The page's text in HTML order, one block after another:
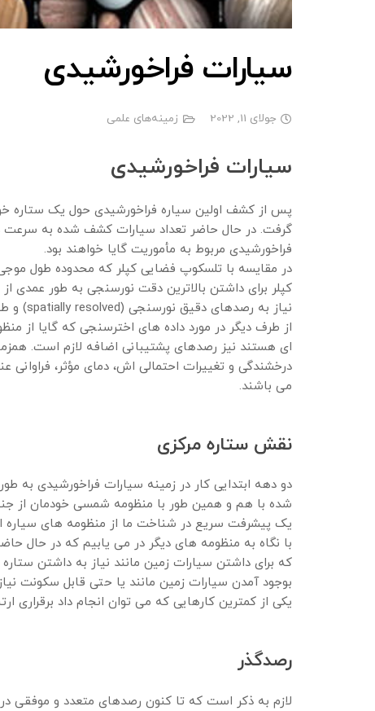
سیارات فراخورشیدی
جولای 11, 2022 زمینه‌های علمی
سیارات فراخورشیدی
گرفت. در حال حاضر تعداد سیارات کشف شده به سرعت
فراخورشیدی مربوط به مأموریت گایا خواهند بود.
نیاز به رصدهای دقیق نورسنجی (spatially resolved) و طیف نگاری دارند و این گونه رصدها به خوبی با INO340 قابل اجرا هستند.
از طرف دیگر در مورد داده های اخترسنجی که گایا از
ای هستند نیز رصدهای پشتیبانی اضافه لازم است.
درخشندگی و تغییرات احتمالی اش، دمای مؤثر، فراوانی
می باشند.
نقش ستاره مرکزی
دو دهه ابتدایی کار در زمینه سیارات فراخورشیدی
شده با هم و همین طور با منظومه شمسی خودمان از
یک پیشرفت سریع در شناخت ما از منظومه های سیاره
با نگاه به منظومه های دیگر در می یابیم که در حال
که برای داشتن سیارات زمین مانند نیاز به داشتن
بوجود آمدن سیارات زمین مانند یا حتی قابل سکونت
یکی از کمترین کارهایی که می توان انجام داد
رصدگذر